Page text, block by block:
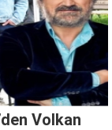
Volkan